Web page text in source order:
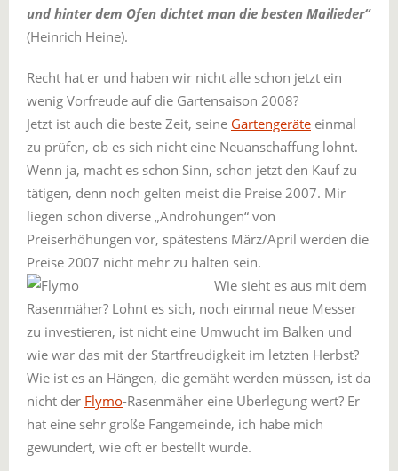
und hinter dem Ofen dichtet man die besten Mailieder“
(Heinrich Heine).
Recht hat er und haben wir nicht alle schon jetzt ein
wenig Vorfreude auf die Gartensaison 2008?
Jetzt ist auch die beste Zeit, seine Gartengeräte einmal
zu prüfen, ob es sich nicht eine Neuanschaffung lohnt.
Wenn ja, macht es schon Sinn, schon jetzt den Kauf zu
tätigen, denn noch gelten meist die Preise 2007. Mir
liegen schon diverse „Androhungen“ von
Preiserhöhungen vor, spätestens März/April werden die
Preise 2007 nicht mehr zu halten sein.
Wie sieht es aus mit dem
Rasenmäher? Lohnt es sich, noch einmal neue Messer
zu investieren, ist nicht eine Umwucht im Balken und
wie war das mit der Startfreudigkeit im letzten Herbst?
Wie ist es an Hängen, die gemäht werden müssen, ist da
nicht der Flymo-Rasenmäher eine Überlegung wert? Er
hat eine sehr große Fangemeinde, ich habe mich
gewundert, wie oft er bestellt wurde.